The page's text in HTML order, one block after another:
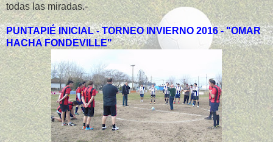
todas las miradas.-
PUNTAPIÉ INICIAL - TORNEO INVIERNO 2016 - "OMAR
HACHA FONDEVILLE"